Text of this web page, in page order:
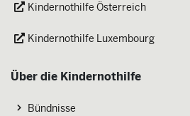
Kindernothilfe Österreich
Kindernothilfe Luxembourg
Über die Kindernothilfe
Bündnisse